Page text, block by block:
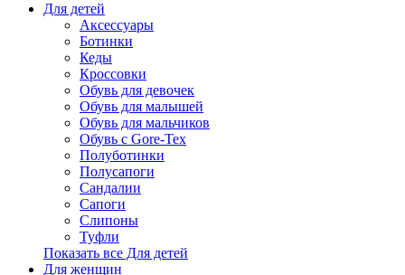
Для детей
Аксессуары
Ботинки
Кеды
Кроссовки
Обувь для девочек
Обувь для малышей
Обувь для мальчиков
Обувь с Gore-Tex
Полуботинки
Полусапоги
Сандалии
Сапоги
Слипоны
Туфли
Показать все Для детей
Для женщин